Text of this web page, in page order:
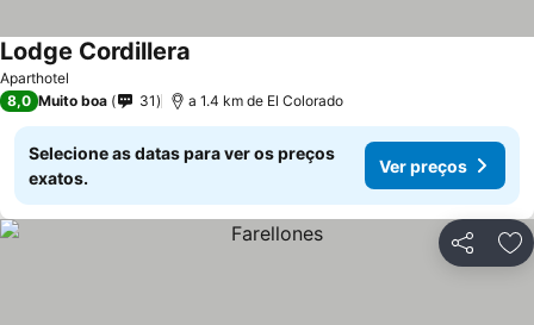
Aparthotel
Lodge Cordillera
8,0 Muito boa 31 a 1.4 km de El Colorado
Selecione as datas para ver os preços
exatos.
Ver preços
Partilhar